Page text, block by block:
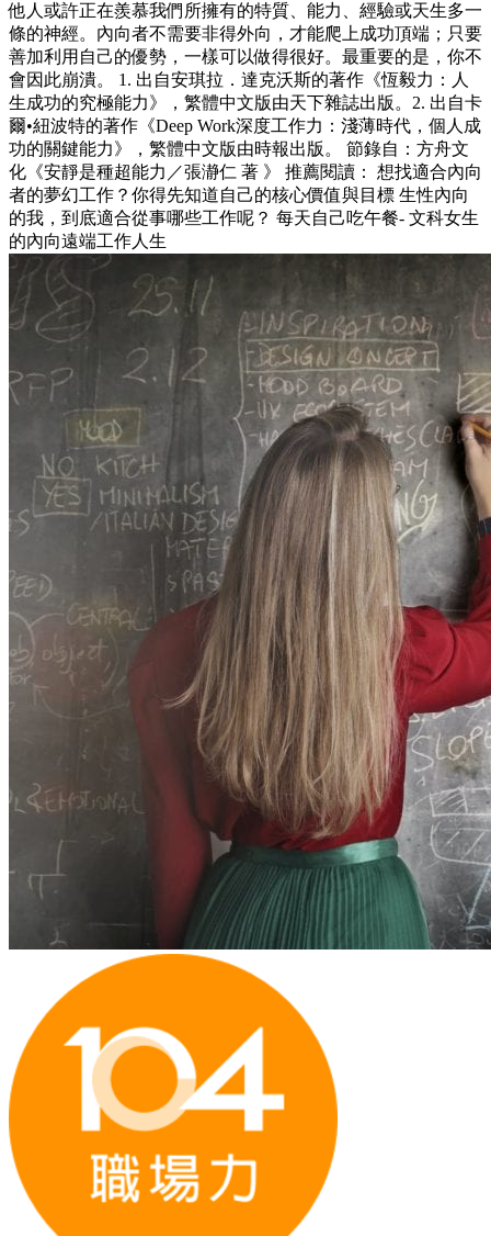
他人或許正在羨慕我們所擁有的特質、能力、經驗或天生多一
條的神經。內向者不需要非得外向，才能爬上成功頂端；只要
善加利用自己的優勢，一樣可以做得很好。最重要的是，你不
會因此崩潰。 1. 出自安琪拉．達克沃斯的著作《恆毅力：人
生成功的究極能力》，繁體中文版由天下雜誌出版。2. 出自卡
爾•紐波特的著作《Deep Work深度工作力：淺薄時代，個人成
功的關鍵能力》，繁體中文版由時報出版。 節錄自：方舟文
化《安靜是種超能力／張瀞仁 著 》 推薦閱讀： 想找適合內向
者的夢幻工作？你得先知道自己的核心價值與目標 生性內向
的我，到底適合從事哪些工作呢？ 每天自己吃午餐- 文科女生
的內向遠端工作人生